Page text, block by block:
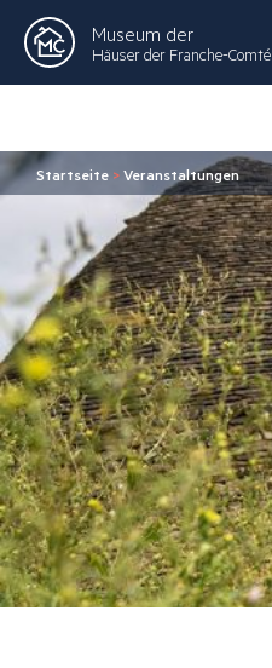
Museum der
Häuser der Franche-Comté
Startseite >Veranstaltungen